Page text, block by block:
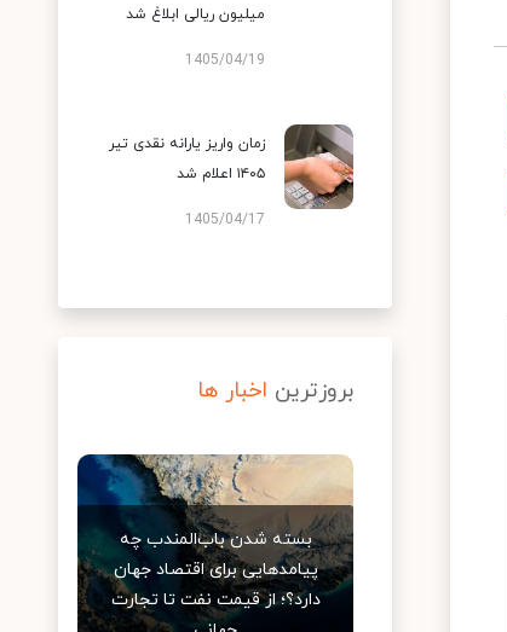
میلیون ریالی ابلاغ شد
1405/04/19
زمان واریز یارانه نقدی تیر
۱۴۰۵ اعلام شد
1405/04/17
بروزترین اخبار ها
بسته شدن باب‌المندب چه
پیامدهایی برای اقتصاد جهان
دارد؟؛ از قیمت نفت تا تجارت